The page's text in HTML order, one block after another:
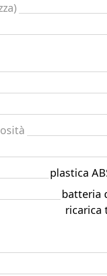
plastica
batteria
ricarica